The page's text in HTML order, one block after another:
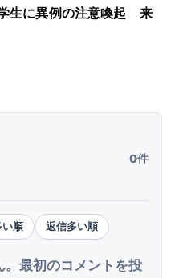
生に異例の注意喚起 来
0件
い順 返信多い順
。最初のコメントを投